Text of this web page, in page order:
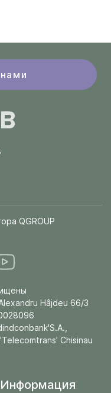
QGROUP
Hâjdeu 66/3
Chisinau
Информация